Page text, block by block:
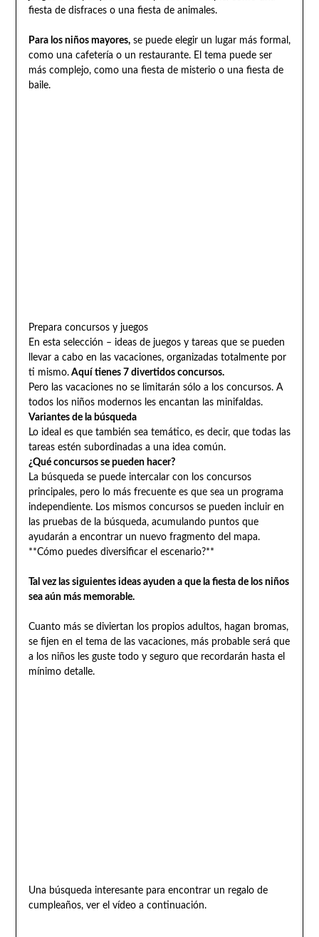
fiesta de disfraces o una fiesta de animales.
Para los niños mayores,se puede elegir un lugar más formal,
como una cafetería o un restaurante. El tema puede ser
más complejo, como una fiesta de misterio o una fiesta de
baile.
Prepara concursos y juegos
En esta selección – ideas de juegos y tareas que se pueden
llevar a cabo en las vacaciones, organizadas totalmente por
ti mismo.Aquí tienes 7 divertidos concursos.
Pero las vacaciones no se limitarán sólo a los concursos. A
todos los niños modernos les encantan las minifaldas.
Variantes de la búsqueda
Lo ideal es que también sea temático, es decir, que todas las
tareas estén subordinadas a una idea común.
¿Qué concursos se pueden hacer?
La búsqueda se puede intercalar con los concursos
principales, pero lo más frecuente es que sea un programa
independiente. Los mismos concursos se pueden incluir en
las pruebas de la búsqueda, acumulando puntos que
ayudarán a encontrar un nuevo fragmento del mapa.
**Cómo puedes diversificar el escenario?**
Tal vez las siguientes ideas ayuden a que la fiesta de los niños
sea aún más memorable.
Cuanto más se diviertan los propios adultos, hagan bromas,
se fijen en el tema de las vacaciones, más probable será que
a los niños les guste todo y seguro que recordarán hasta el
mínimo detalle.
Una búsqueda interesante para encontrar un regalo de
cumpleaños, ver el vídeo a continuación.